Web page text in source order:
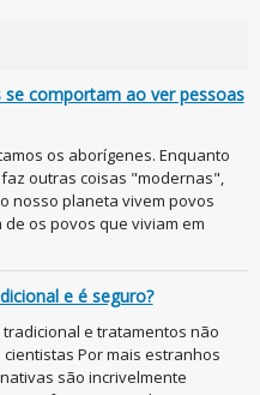
comportam ao ver pessoas
os aborígenes. Enquanto
outras coisas "modernas",
nosso planeta vivem povos
os povos que viviam em
e é seguro?
e tratamentos não
Por mais estranhos
são incrivelmente